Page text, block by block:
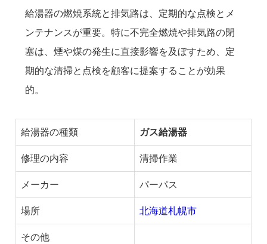
給湯器の燃焼系統と排気路は、定期的な点検とメ
ンテナンスが重要。特に不完全燃焼や排気路の閉
塞は、煙や煤の発生に直接影響を及ぼすため、定
期的な清掃と点検を顧客に提案することが効果
的。
給湯器の種類 ガス給湯器
修理の内容 清掃作業
メーカー パーパス
場所 北海道札幌市
その他